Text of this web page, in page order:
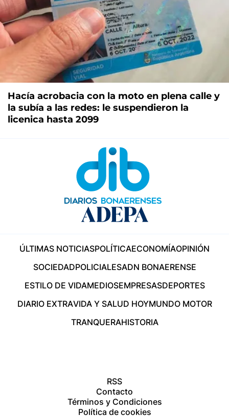
Hacía acrobacia con la moto en plena calle y
la subía a las redes: le suspendieron la
licenica hasta 2099
ÚLTIMAS NOTICIASPOLÍTICAECONOMÍAOPINIÓN
SOCIEDADPOLICIALESADN BONAERENSE
ESTILO DE VIDAMEDIOSEMPRESASDEPORTES
DIARIO EXTRAVIDA Y SALUD HOYMUNDO MOTOR
TRANQUERAHISTORIA
RSS
Contacto
Términos y Condiciones
Política de cookies